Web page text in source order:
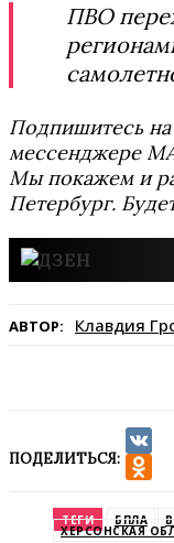
ПВО
Подпишитесь
мессенджере
Мы покажем и
Петербург.
АВТОР: Клавдия
ПОДЕЛИТЬСЯ:
VK
ТЕГИ БПЛА
ХЕРСОНСКАЯ